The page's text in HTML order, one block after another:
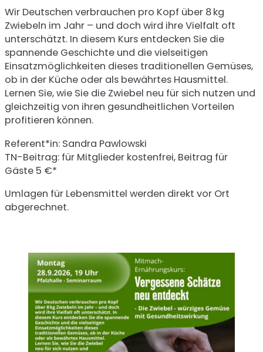
Wir Deutschen verbrauchen pro Kopf über 8 kg
Zwiebeln im Jahr – und doch wird ihre Vielfalt oft
unterschätzt. In diesem Kurs entdecken Sie die
spannende Geschichte und die vielseitigen
Einsatzmöglichkeiten dieses traditionellen Gemüses,
ob in der Küche oder als bewährtes Hausmittel.
Lernen Sie, wie Sie die Zwiebel neu für sich nutzen und
gleichzeitig von ihren gesundheitlichen Vorteilen
profitieren können.
Referent*in: Sandra Pawlowski
TN-Beitrag: für Mitglieder kostenfrei, Beitrag für
Gäste 5 €*
Umlagen für Lebensmittel werden direkt vor Ort
abgerechnet.